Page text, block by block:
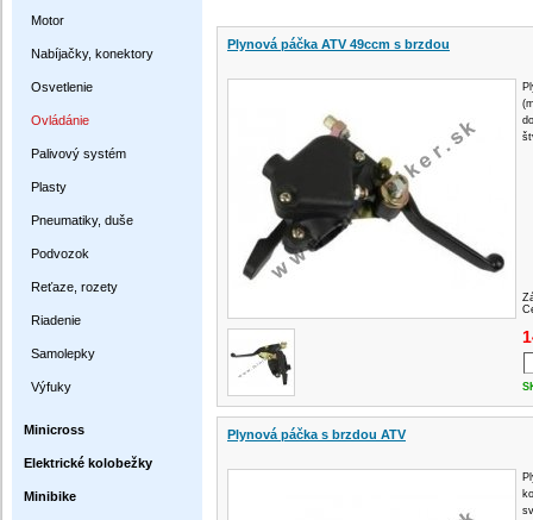
Motor
Nabíjačky, konektory
Osvetlenie
Ovládánie
Palivový systém
Plasty
Pneumatiky, duše
Podvozok
Reťaze, rozety
Riadenie
Samolepky
Výfuky
Minicross
Elektrické kolobežky
Minibike
Plynová páčka ATV 49ccm s brzdou
Plynová páčka s brzdou ATV